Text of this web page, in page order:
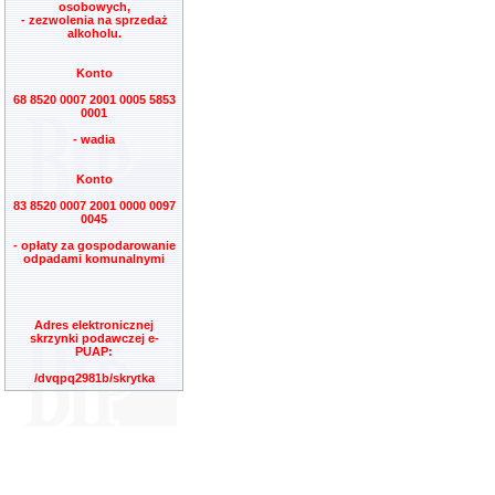
osobowych,
- zezwolenia na sprzedaż
alkoholu.
Konto
68 8520 0007 2001 0005 5853
0001
- wadia
Konto
83 8520 0007 2001 0000 0097
0045
- opłaty za gospodarowanie
odpadami komunalnymi
Adres elektronicznej
skrzynki podawczej e-
PUAP:
/dvqpq2981b/skrytka